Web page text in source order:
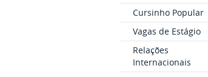
Cursinho Popular
Vagas de Estágio
Relações
Internacionais